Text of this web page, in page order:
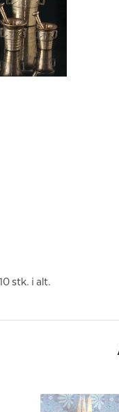
stk. i alt.